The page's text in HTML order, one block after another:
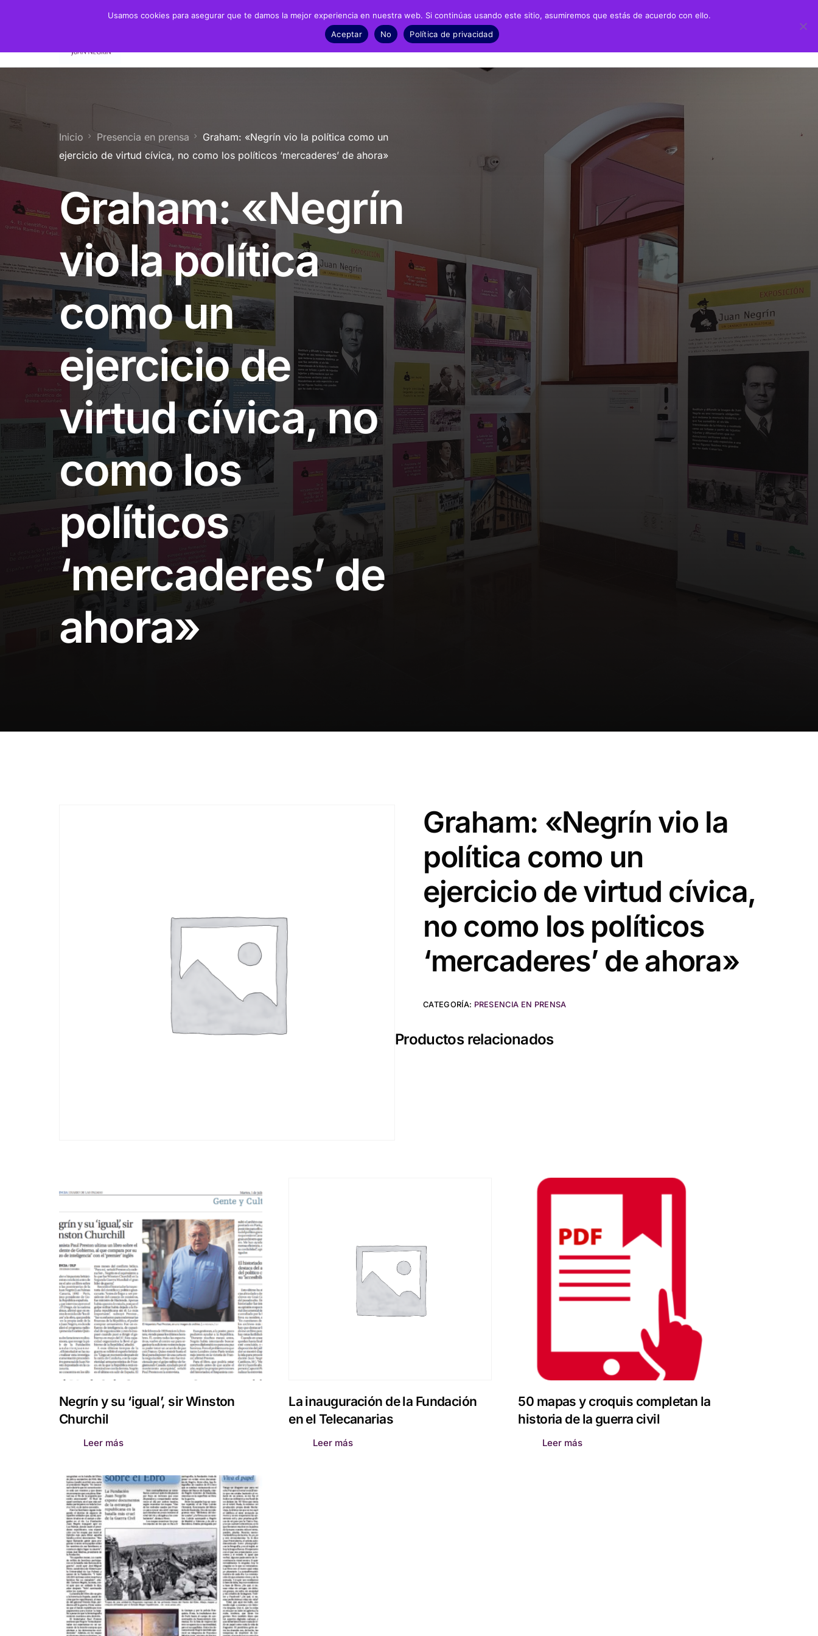
Patronato y Consejo
Servicios
Bibliografía
Recursos
Catálogo
Presencia en prensa
Dossieres de prensa
Fotonoticias
Noticias
Exposición Juan Negrín UN CANARIO EN LA HISTORIA
Infantil y Primaria
ESO y Bachillerato
Presentaciones alumnado prácticas ULPGC
Información sobre transparencia
Información institucional
Información sobre la organización
Información económico-financiera
Contratos y convenios
Políticas y códigos éticos
Memorias
Certificados
Inicio Presencia en prensa
Graham: «Negrín vio la política como un
ejercicio de virtud cívica, no como los políticos ‘mercaderes’ de ahora»
Graham: «Negrín
vio la política
como un
ejercicio de
virtud cívica, no
como los
políticos
‘mercaderes’ de
ahora»
Graham: «Negrín vio la
política como un
ejercicio de virtud cívica,
no como los políticos
‘mercaderes’ de ahora»
CATEGORÍA: PRESENCIA EN PRENSA
Productos relacionados
Negrín y su ‘igual’, sir Winston
Churchil
Leer más
La inauguración de la Fundación
en el Telecanarias
Leer más
50 mapas y croquis completan la
historia de la guerra civil
Leer más
Usamos cookies para asegurar que te damos la mejor experiencia en nuestra web. Si continúas usando este sitio, asumiremos que estás de acuerdo con ello.
Aceptar
No Política de privacidad